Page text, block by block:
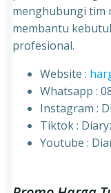
menghubungi tim
membantu
profesional.
Website :
Whatsapp :
⁠Instagram :
⁠Tiktok :
⁠Youtube :